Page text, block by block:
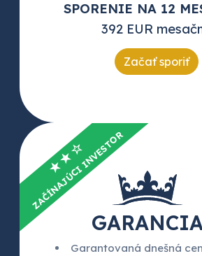
SPORENIE NA 12
392 EUR
Začať sporiť
★★☆
ZAČÍNAJÚCI INVESTOR
Garantovaná dnešná